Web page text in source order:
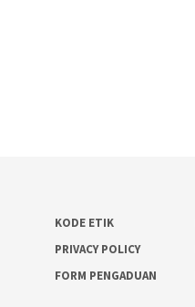
KODE ETIK
PRIVACY POLICY
FORM PENGADUAN